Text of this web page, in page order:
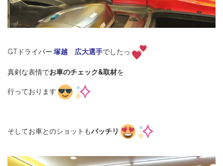
GTドライバー 塚越 広大選手でしたっ
真剣な表情でお車のチェック&取材を
行っております
そしてお車とのショットもバッチリ